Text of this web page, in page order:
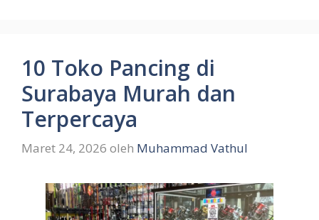
10 Toko Pancing di
Surabaya Murah dan
Terpercaya
Maret 24, 2026 oleh Muhammad Vathul